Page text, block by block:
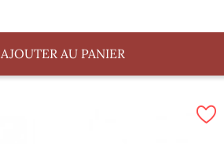
AJOUTER AU PANIER